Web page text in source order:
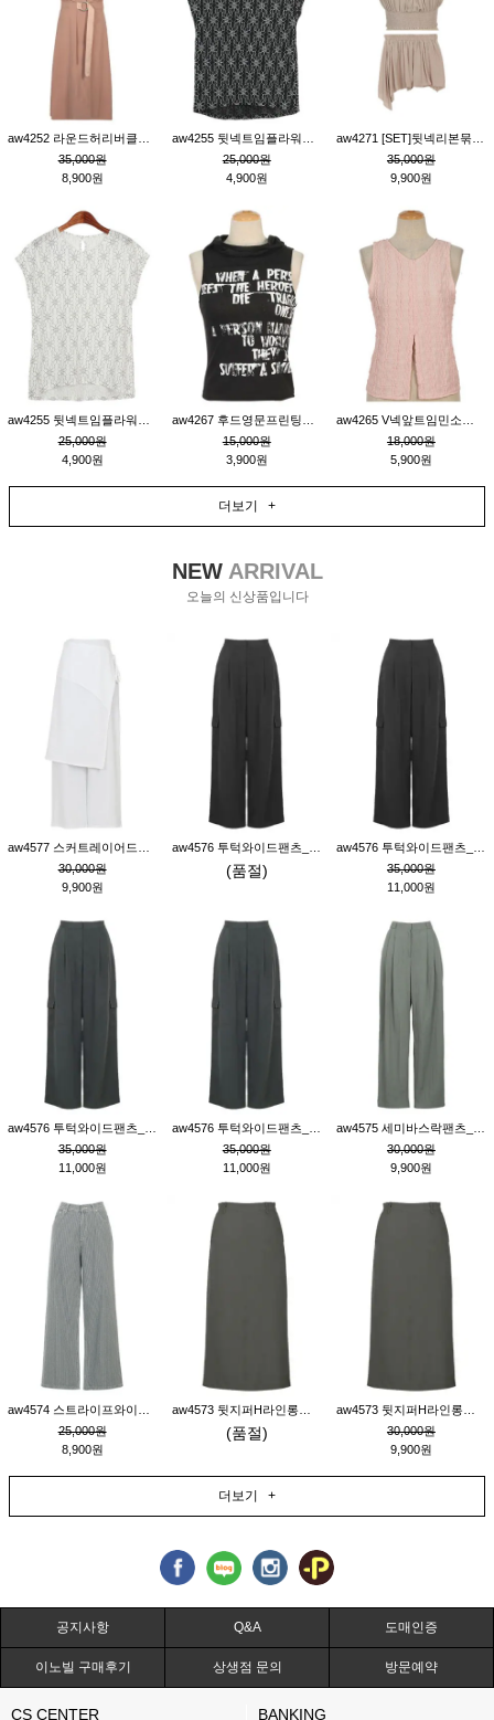
35,000원
8,900원
25,000원
4,900원
35,000원
9,900원
25,000원
4,900원
15,000원
3,900원
18,000원
5,900원
더보기 +
NEWARRIVAL
오늘의 신상품입니다
30,000원
9,900원
(품절)
35,000원
11,000원
35,000원
11,000원
35,000원
11,000원
30,000원
9,900원
25,000원
8,900원
(품절)
30,000원
9,900원
더보기 +
공지사항 Q&A 도매인증
이노빌 구매후기 상생점 문의 방문예약
CS CENTER BANKING